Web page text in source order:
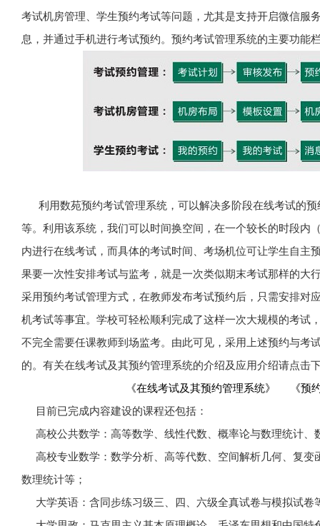
考试机房管理、学生预约考试等问题，尤其是支持开启微信服
息，并通过手机进行考试预约。预约考试管理系统的主要功能
利用数苑预约考试管理系统，可以解决多阶段在线考试的预
等。利用该系统，我们可以时间换空间，在一个较长的时段内
内进行在线考试，而具体的考试时间、考场机位可让学生自主
果要一次性安排考试与监考，就是一次类似期末考试那样的大
采用预约考试管理方式，在教师发布考试预约后，只需安排对
机考试等事宜。学校可轻松顺利完成了这样一次大规模的考试
不完全需要任课教师到场监考。由此可见，采用上述预约与考
的。有关在线考试及其预约管理系统的介绍及应用介绍请点击
《在线考试及其预约管理系统》
《预
目前已完成内容建设的课程还包括：
高校公共数学：高等数学、线性代数、概率论与数理统计、
高校专业数学：数学分析、高等代数、空间解析几何、复变
数理统计等；
大学英语：含同步练习级三、四、六级全真试卷与模拟试卷